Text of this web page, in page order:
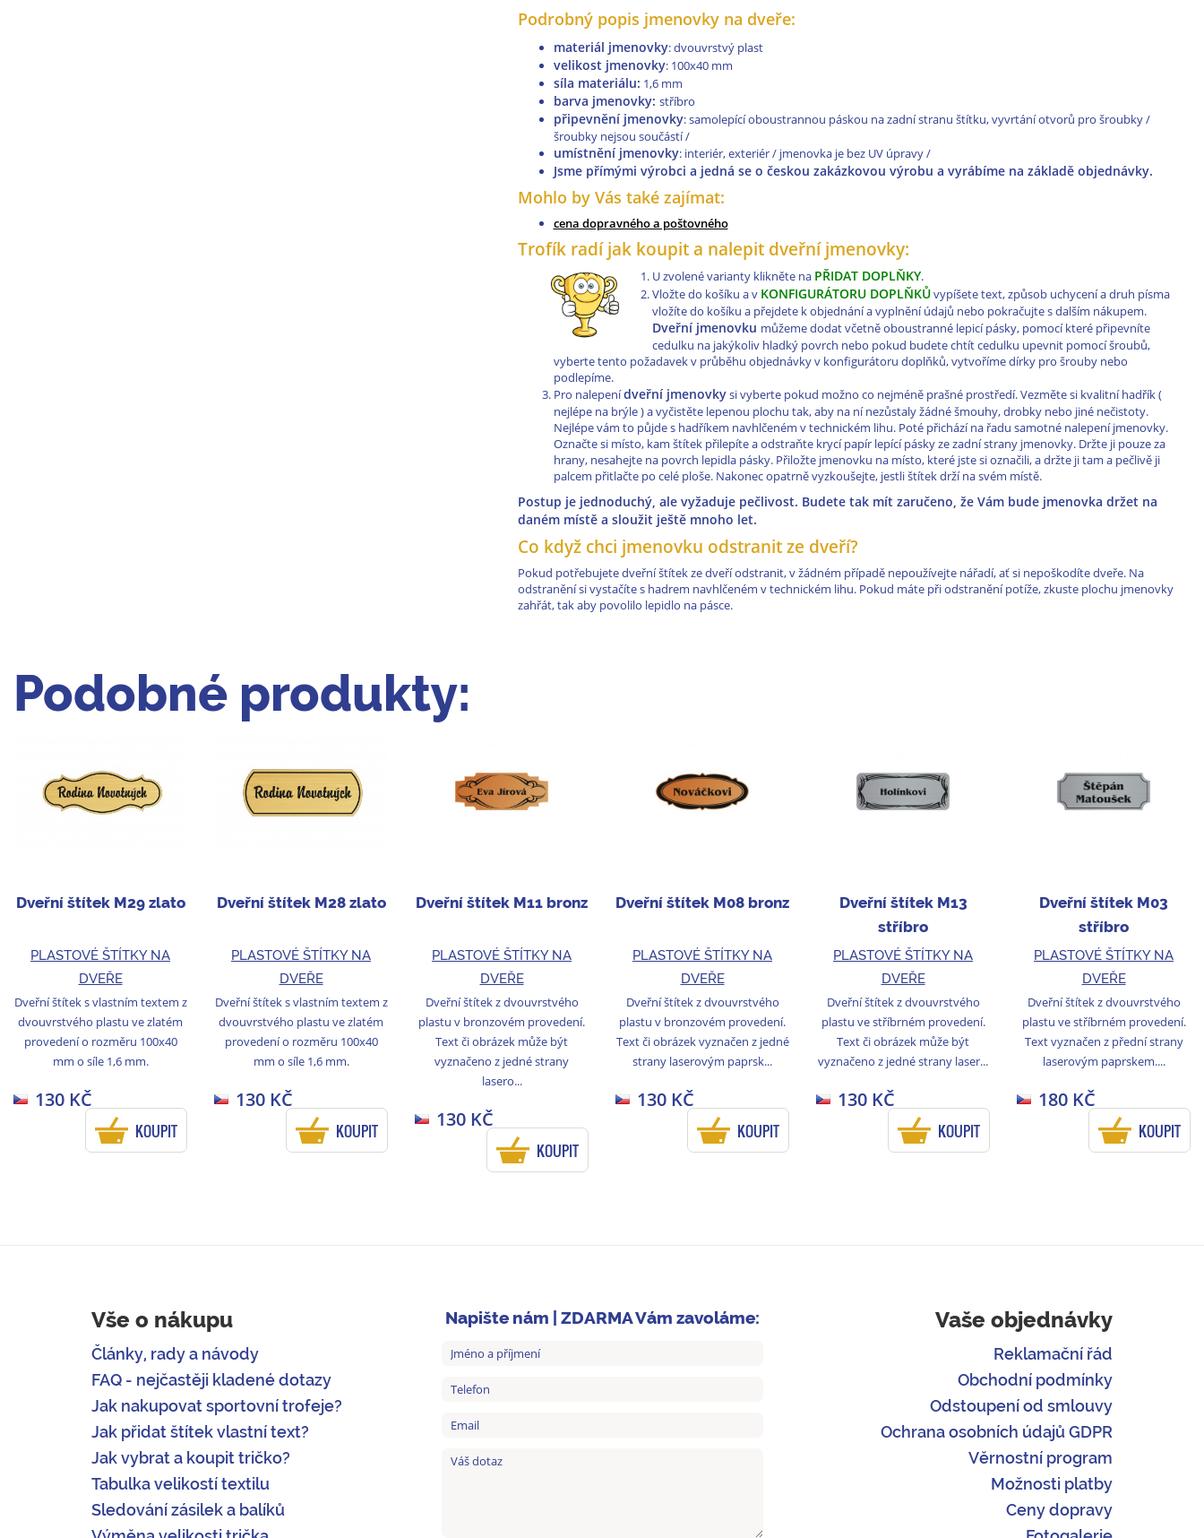
Podrobný popis jmenovky na dveře:
materiál jmenovky: dvouvrstvý plast
velikost jmenovky: 100x40 mm
síla materiálu: 1,6 mm
barva jmenovky: stříbro
připevnění jmenovky: samolepící oboustrannou páskou na zadní stranu štítku, vyvrtání otvorů pro šroubky /
šroubky nejsou součástí /
umístnění jmenovky: interiér, exteriér / jmenovka je bez UV úpravy /
Jsme přímými výrobci a jedná se o českou zakázkovou výrobu a vyrábíme na základě objednávky.
Mohlo by Vás také zajímat:
cena dopravného a poštovného
Trofík radí jak koupit a nalepit dveřní jmenovky:
U zvolené varianty klikněte na PŘIDAT DOPLŇKY.
Vložte do košíku a v KONFIGURÁTORU DOPLŇKŮvypíšete text, způsob uchycení a druh písma
vložíte do košíku a přejdete k objednání a vyplnění údajů nebo pokračujte s dalším nákupem.
Dveřní jmenovku můžeme dodat včetně oboustranné lepicí pásky, pomocí které připevníte
cedulku na jakýkoliv hladký povrch nebo pokud budete chtít cedulku upevnit pomocí šroubů,
vyberte tento požadavek v průběhu objednávky v konfigurátoru doplňků, vytvoříme dírky pro šrouby nebo
podlepíme.
Pro nalepenídveřní jmenovkysi vyberte pokud možno co nejméně prašné prostředí. Vezměte si kvalitní hadřík (
nejlépe na brýle ) a vyčistěte lepenou plochu tak, aby na ní nezůstaly žádné šmouhy, drobky nebo jiné nečistoty.
Nejlépe vám to půjde s hadříkem navhlčeném v technickém lihu. Poté přichází na řadu samotné nalepení jmenovky.
Označte si místo, kam štítek přilepíte a odstraňte krycí papír lepící pásky ze zadní strany jmenovky. Držte ji pouze za
hrany, nesahejte na povrch lepidla pásky. Přiložte jmenovku na místo, které jste si označili, a držte ji tam a pečlivě ji
palcem přitlačte po celé ploše. Nakonec opatrně vyzkoušejte, jestli štítek drží na svém místě.
Postup je jednoduchý, ale vyžaduje pečlivost. Budete tak mít zaručeno, že Vám bude jmenovka držet na
daném místě a sloužit ještě mnoho let.
Co když chci jmenovku odstranit ze dveří?
Pokud potřebujete dveřní štítek ze dveří odstranit, v žádném případě nepoužívejte nářadí, ať si nepoškodíte dveře. Na
odstranění si vystačíte s hadrem navhlčeném v technickém lihu. Pokud máte při odstranění potíže, zkuste plochu jmenovky
zahřát, tak aby povolilo lepidlo na pásce.
Podobné produkty:
Dveřní štítek M29 zlato
PLASTOVÉ ŠTÍTKY NA
DVEŘE
Dveřní štítek s vlastním textem z
dvouvrstvého plastu ve zlatém
provedení o rozměru 100x40
mm o síle 1,6 mm.
130 KČ
KOUPIT
Dveřní štítek M28 zlato
PLASTOVÉ ŠTÍTKY NA
DVEŘE
Dveřní štítek s vlastním textem z
dvouvrstvého plastu ve zlatém
provedení o rozměru 100x40
mm o síle 1,6 mm.
130 KČ
KOUPIT
Dveřní štítek M11 bronz
PLASTOVÉ ŠTÍTKY NA
DVEŘE
Dveřní štítek z dvouvrstvého
plastu v bronzovém provedení.
Text či obrázek může být
vyznačeno z jedné strany
lasero...
130 KČ
KOUPIT
Dveřní štítek M08 bronz
PLASTOVÉ ŠTÍTKY NA
DVEŘE
Dveřní štítek z dvouvrstvého
plastu v bronzovém provedení.
Text či obrázek vyznačen z jedné
strany laserovým paprsk...
130 KČ
KOUPIT
Dveřní štítek M13
stříbro
PLASTOVÉ ŠTÍTKY NA
DVEŘE
Dveřní štítek z dvouvrstvého
plastu ve stříbrném provedení.
Text či obrázek může být
vyznačeno z jedné strany laser...
130 KČ
KOUPIT
Dveřní štítek M03
stříbro
PLASTOVÉ ŠTÍTKY NA
DVEŘE
Dveřní štítek z dvouvrstvého
plastu ve stříbrném provedení.
Text vyznačen z přední strany
laserovým paprskem....
180 KČ
KOUPIT
Vše o nákupu
Články, rady a návody
FAQ - nejčastěji kladené dotazy
Jak nakupovat sportovní trofeje?
Jak přidat štítek vlastní text?
Jak vybrat a koupit tričko?
Tabulka velikostí textilu
Sledování zásilek a balíků
Napište nám | ZDARMA Vám zavoláme: Vaše objednávky
Reklamační řád
Obchodní podmínky
Odstoupení od smlouvy
Ochrana osobních údajů GDPR
Věrnostní program
Možnosti platby
Ceny dopravy